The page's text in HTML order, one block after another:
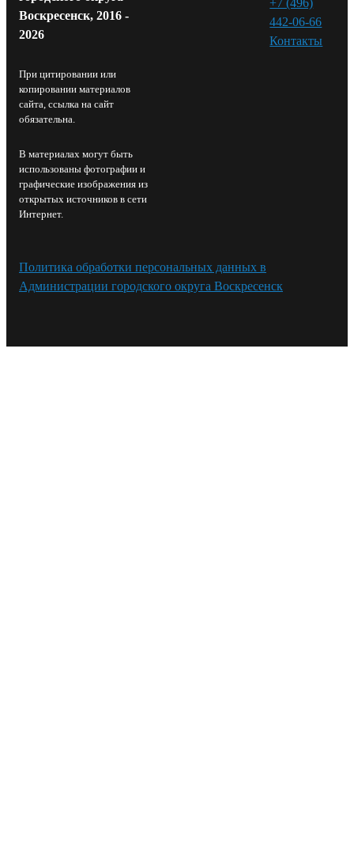
Воскресенск, 2016 -
2026
При цитировании или
копировании материалов
сайта, ссылка на сайт
обязательна.
В материалах могут быть
использованы фотографии и
графические изображения из
открытых источников в сети
Интернет.
442-06-66
Контакты⁠
Политика обработки персональных данных в
Администрации городского округа Воскресенск